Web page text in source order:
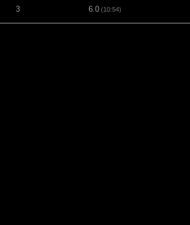
3 6.0 (10:54)